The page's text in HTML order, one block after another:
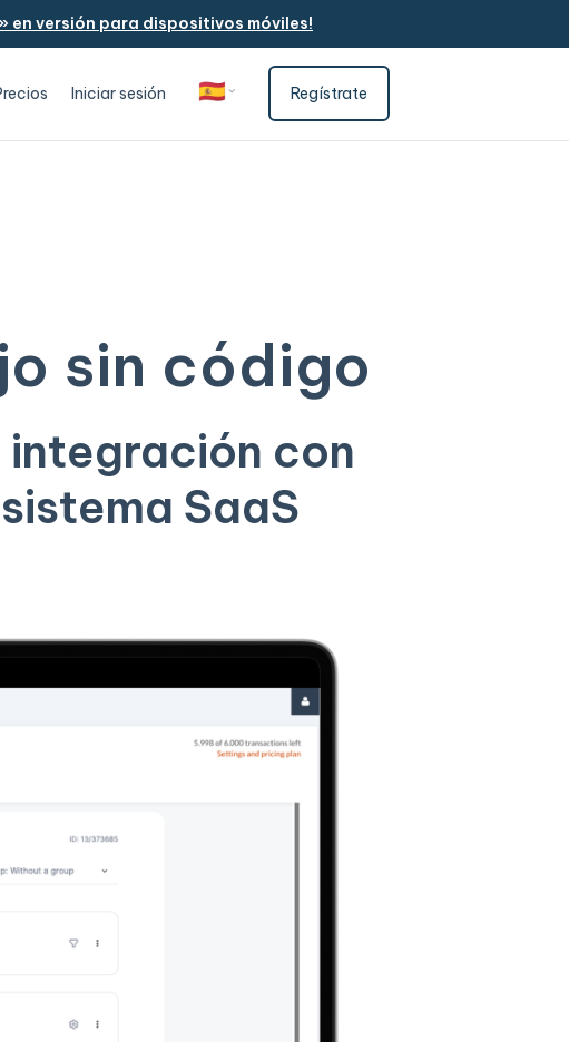
en versión para dispositivos móviles!
Iniciar sesión 🇪🇸Español Regístrate
sin código
con
SaaS